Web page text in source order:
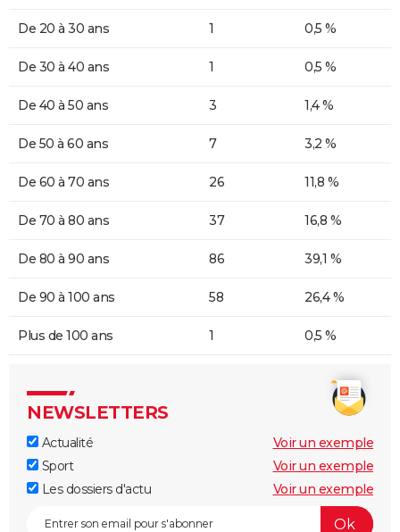
De 20 à 30 ans 1 0,5 %
De 30 à 40 ans 1 0,5 %
De 40 à 50 ans 3 1,4 %
De 50 à 60 ans 7 3,2 %
De 60 à 70 ans 26 11,8 %
De 70 à 80 ans 37 16,8 %
De 80 à 90 ans 86 39,1 %
De 90 à 100 ans 58 26,4 %
Plus de 100 ans 1 0,5 %
NEWSLETTERS
Actualité
Voir un exemple
Sport
Voir un exemple
Les dossiers d'actu
Voir un exemple